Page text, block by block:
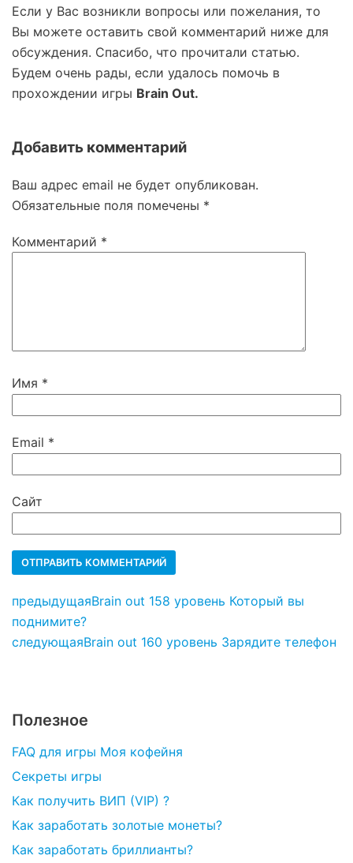
Если у Вас возникли вопросы или пожелания, то
Вы можете оставить свой комментарий ниже для
обсуждения. Спасибо, что прочитали статью.
Будем очень рады, если удалось помочь в
прохождении игры Brain Out.
Добавить комментарий
Ваш адрес email не будет опубликован.
Обязательные поля помечены *
Комментарий *
Имя *
Email *
Сайт
предыдущаяBrain out 158 уровень Который вы
поднимите?
следующаяBrain out 160 уровень Зарядите телефон
Полезное
FAQ для игры Моя кофейня
Секреты игры
Как получить ВИП (VIP) ?
Как заработать золотые монеты?
Как заработать бриллианты?